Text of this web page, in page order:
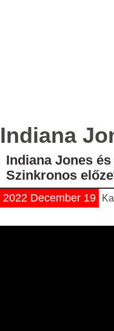
Indiana
Indiana Jones
Szinkronos
2022 December 19